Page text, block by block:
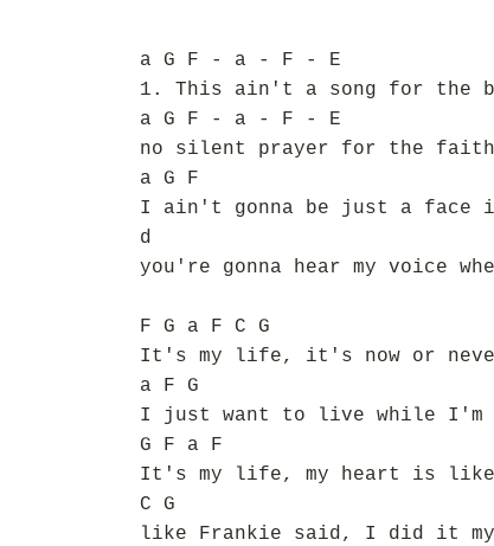
a G F - a - F - E
1. This ain't a song for the
a G F - a - F - E
no silent prayer for the
a G F
I ain't gonna be just a face
d
you're gonna hear my voice
F G a F C G
It's my life, it's now or
a F G
I just want to live while I'm
G F a F
It's my life, my heart is like
C G
like Frankie said, I did it my